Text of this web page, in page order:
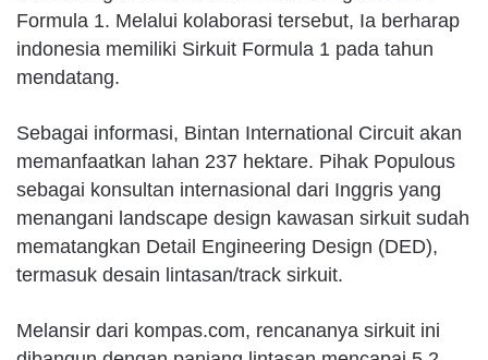
Formula 1. Melalui kolaborasi tersebut, Ia berharap
indonesia memiliki Sirkuit Formula 1 pada tahun
mendatang.
Sebagai informasi, Bintan International Circuit akan
memanfaatkan lahan 237 hektare. Pihak Populous
sebagai konsultan internasional dari Inggris yang
menangani landscape design kawasan sirkuit sudah
mematangkan Detail Engineering Design (DED),
termasuk desain lintasan/track sirkuit.
Melansir dari kompas.com, rencananya sirkuit ini